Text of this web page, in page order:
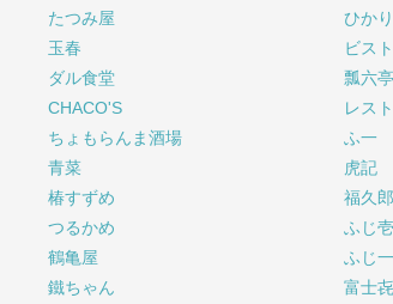
たつみ屋
玉春
ダル食堂
CHACO'S
ちょもらんま酒場
青菜
椿すずめ
つるかめ
鶴亀屋
鐵ちゃん
ひか
ビス
瓢六亭
レス
ふ一
虎記
福久
ふじ壱
ふじ一
富士㐂